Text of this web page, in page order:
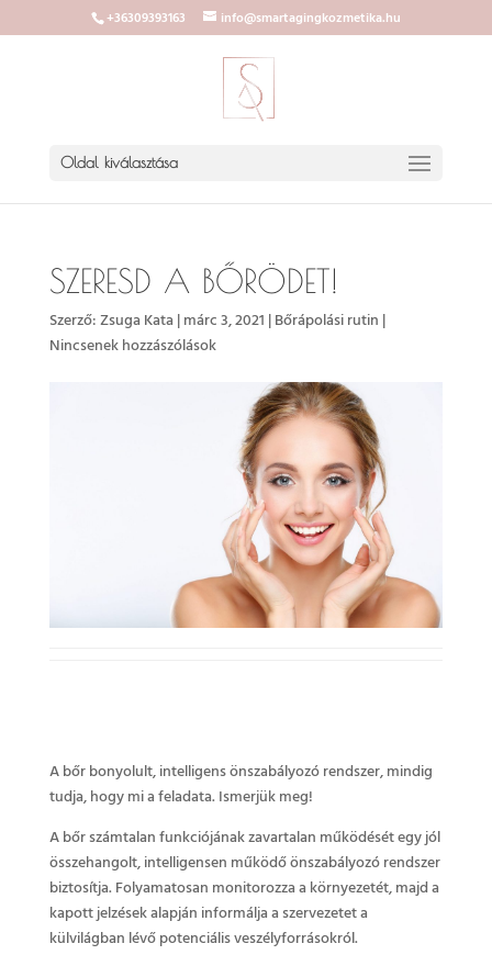
+36309393163 info@smartagingkozmetika.hu
Oldal kiválasztása
SZERESD A BŐRÖDET!
Szerző:Zsuga Kata |márc 3, 2021 |Bőrápolási rutin |
Nincsenek hozzászólások
A bőr bonyolult, intelligens önszabályozó rendszer, mindig
tudja, hogy mi a feladata. Ismerjük meg!
A bőr számtalan funkciójának zavartalan működését egy jól
összehangolt, intelligensen működő önszabályozó rendszer
biztosítja. Folyamatosan monitorozza a környezetét, majd a
kapott jelzések alapján informálja a szervezetet a
külvilágban lévő potenciális veszélyforrásokról.